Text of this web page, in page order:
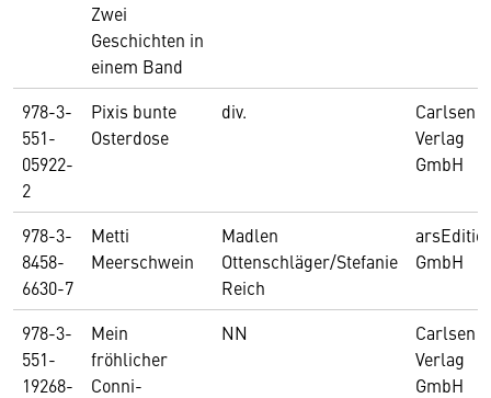
Zwei
Geschichten in
einem Band
978-3-
551-
05922-
2
Pixis bunte
Osterdose
div.
Carlsen
Verlag
GmbH
978-3-
8458-
6630-7
Metti
Meerschwein
Madlen
Ottenschläger/Stefanie
Reich
GmbH
978-3-
551-
19268-
Mein
fröhlicher
Conni-
NN
Carlsen
Verlag
GmbH